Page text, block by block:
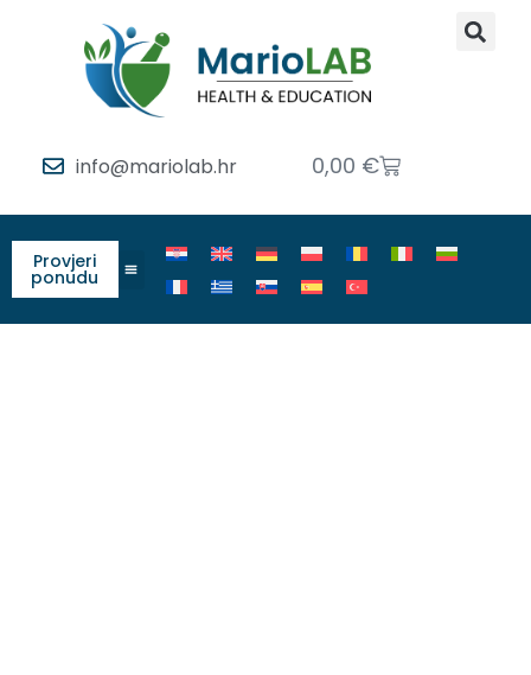
info@mariolab.hr 0,00 €
Provjeri
ponudu